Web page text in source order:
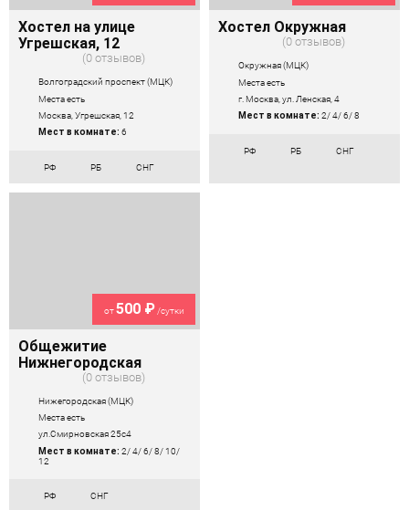
Хостел на улице
Угрешская, 12
0 отзывов
Волгоградский проспект (МЦК)
Места есть
Москва, Угрешская, 12
Мест в комнате: 6
РФ РБ СНГ
Хостел Окружная
0 отзывов
Окружная (МЦК)
Места есть
г. Москва, ул. Ленская, 4
Мест в комнате: 2/ 4/ 6/ 8
РФ РБ СНГ
от500 ₽/сутки
Общежитие
Нижнегородская
0 отзывов
Нижегородская (МЦК)
Места есть
ул.Смирновская 25с4
Мест в комнате: 2/ 4/ 6/ 8/ 10/
12
РФ СНГ